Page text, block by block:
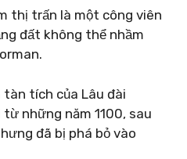
thị trấn là một công viên
đất không thể nhầm
tàn tích của Lâu đài
những năm 1100, sau
đã bị phá bỏ vào